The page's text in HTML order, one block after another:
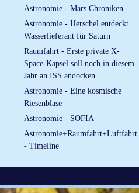
Astronomie - Mars Chroniken
Astronomie - Herschel entdeckt
Wasserlieferant für Saturn
Raumfahrt - Erste private X-
Space-Kapsel soll noch in diesem
Jahr an ISS andocken
Astronomie - Eine kosmische
Riesenblase
Astronomie - SOFIA
Astronomie+Raumfahrt+Luftfahrt
- Timeline